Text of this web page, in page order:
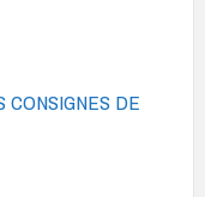
CONSIGNES DE